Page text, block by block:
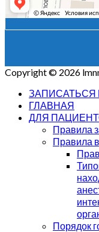
Copyright © 2026
ЗАПИСАТЬСЯ
ГЛАВНАЯ
ДЛЯ
Правила
Правила
Порядок